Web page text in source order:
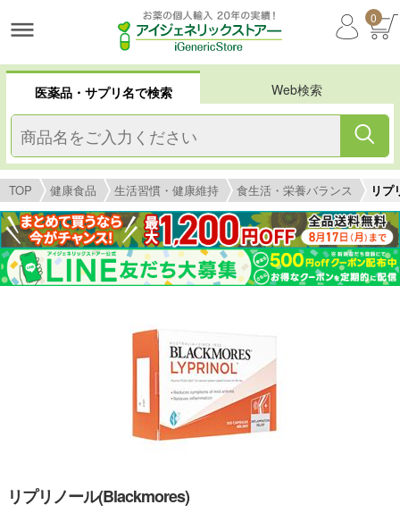
0
医薬品・サプリ名で検索 Web検索
TOP 健康食品 生活習慣・健康維持 食生活・栄養バランス リプ
リプリノール(Blackmores)